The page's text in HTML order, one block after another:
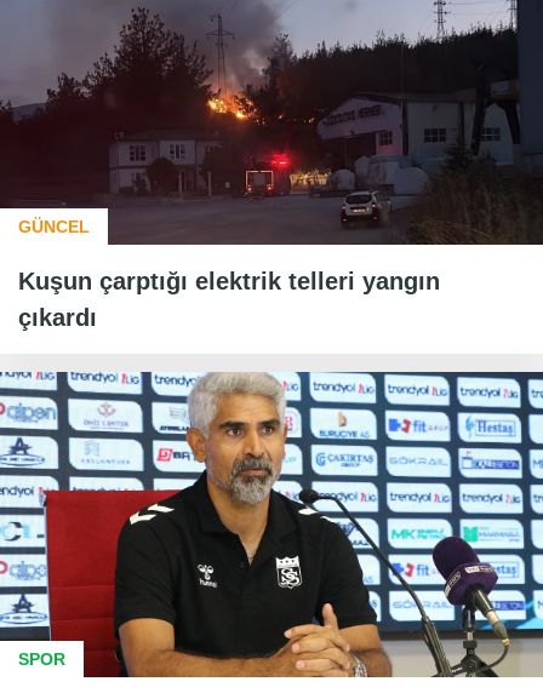
GÜNCEL
Kuşun çarptığı elektrik telleri yangın
çıkardı
SPOR